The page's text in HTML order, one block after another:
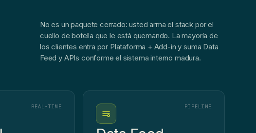
No es un paquete cerrado: usted arma el stack por el
cuello de botella que le está quemando. La mayoría de
los clientes entra por Plataforma + Add-in y suma Data
Feed y APIs conforme el sistema interno madura.
REAL-TIME PIPELINE